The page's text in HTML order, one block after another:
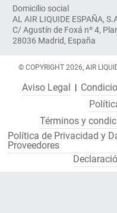
Domicilio social
AL AIR LIQUIDE ESPAÑA,
C/ Agustín de Foxá nº 4,
28036 Madrid, España
© COPYRIGHT 2026, AIR
Aviso Legal
Términos y
Política de Privacidad y
Proveedores